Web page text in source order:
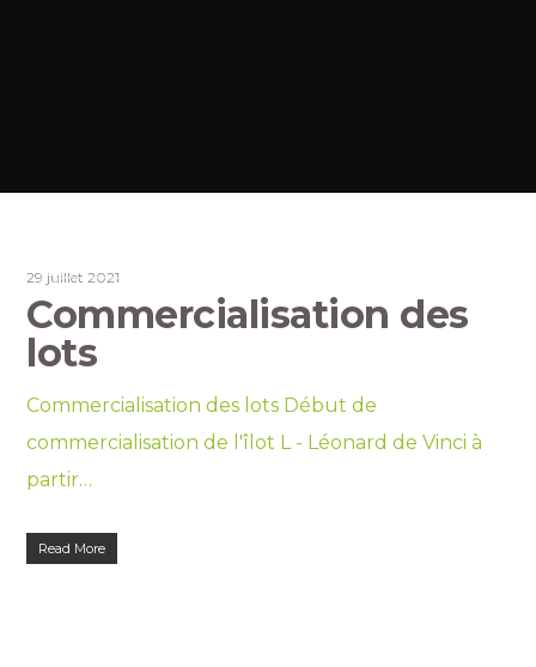
29 juillet 2021
Commercialisation des
lots
Commercialisation des lots Début de
commercialisation de l'îlot L - Léonard de Vinci à
partir…
Read More